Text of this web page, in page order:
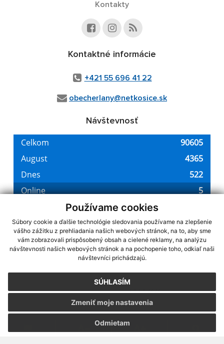
Používame cookies
Súbory cookie a ďalšie technológie sledovania používame na zlepšenie
vášho zážitku z prehliadania našich webových stránok, na to, aby sme
vám zobrazovali prispôsobený obsah a cielené reklamy, na analýzu
návštevnosti našich webových stránok a na pochopenie toho, odkiaľ naši
návštevníci prichádzajú.
SÚHLASÍM
Odmietam
Zmeniť moje nastavenia
Kontakty
Kontaktné informácie
+421 55 696 41 22
obecherlany@netkosice.sk
Návštevnosť
využite možnosť získavania aktuálnych informácií s využitím RSS
CMS systém (redakčný) systém ECHELON 2,Mapa stránok,web portál
webex.digital, s.r.o.,domény,registrácia domény
Posledná aktualizácia:08.08.2026
Vytlačiť stránku|Vyhlásenie o prístupnosti